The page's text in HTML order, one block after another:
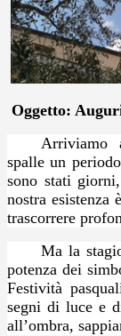
Oggetto:
Arriviamo
spalle un
sono stati
nostra esistenza
trascorrere
Ma la
potenza dei
Festività
segni di luce e
all’ombra,